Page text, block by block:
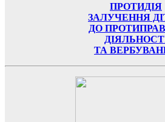
ПРОТИДІЯ
ЗАЛУЧЕННЯ
ДО
ТА